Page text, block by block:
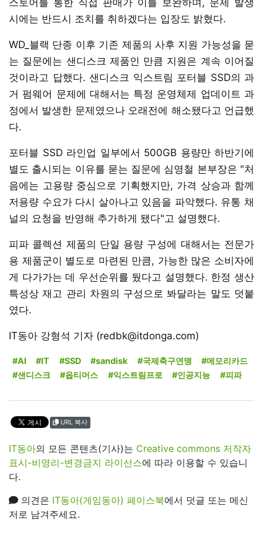
시에는 반드시 조치를 취하겠다는 입장도 밝혔다.
WD_블랙 단종 이후 기존 제품의 사후 지원 가능성을 묻
는 질문에는 샌디스크 제품인 만큼 지원은 계속 이어질
것이라고 답했다. 샌디스크 익스트림 포터블 SSD의 과
거 펌웨어 문제에 대해서는 특정 운영체제 업데이트 과
정에서 발생한 문제였으나 오래전에 해소됐다고 언급했
다.
포터블 SSD 라인업 일부에서 500GB 용량만 하반기에
별도 출시되는 이유를 묻는 질문에 심영철 본부장은 "처
음에는 고용량 중심으로 기획했지만, 가격 상승과 함께
저용량 수요가 다시 살아나고 있음을 파악했다. 유통 채
널의 요청을 반영해 추가하게 됐다"고 설명했다.
피파 콜렉션 제품의 단일 용량 구성에 대해서는 전문가
용 제품군이 별도로 마련된 만큼, 가능한 많은 소비자에
게 다가가는 데 우선순위를 뒀다고 설명했다. 한정 생산
특성상 재고 관리 차원의 구성으로 봐달라는 말도 덧붙
였다.
IT동아 강형석 기자 (redbk@itdonga.com)
#AI #IT #SSD #sandisk #국제축구연맹
#메모리카드
#샌디스크
#옵티머스 #익스트림프로 #인공지능 #피파
URL 복사
IT동아의 모든 콘텐츠(기사)는 Creative commons 저작자
표시-비영리-변경금지 라이선스에 따라 이용할 수 있습니
다.
의견은 IT동아(게임동아) 페이스북에서 덧글 또는 메신
저로 남겨주세요.